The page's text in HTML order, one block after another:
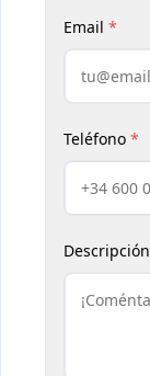
Email *
Teléfono *
Descripción